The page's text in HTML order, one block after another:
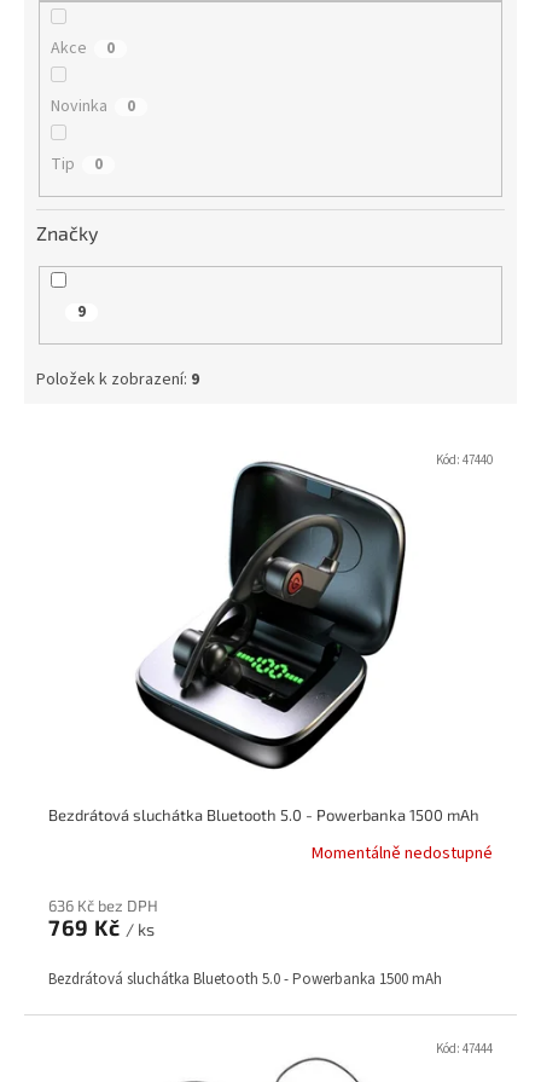
Akce 0
Novinka 0
Tip 0
Značky
9
Položek k zobrazení: 9
Bezdrátová sluchátka Bluetooth 5.0 - Powerbanka 1500 mAh
Momentálně nedostupné
636 Kč bez DPH
769 Kč / ks
Bezdrátová sluchátka Bluetooth 5.0 - Powerbanka 1500 mAh
Kód: 47440
Kód: 47444